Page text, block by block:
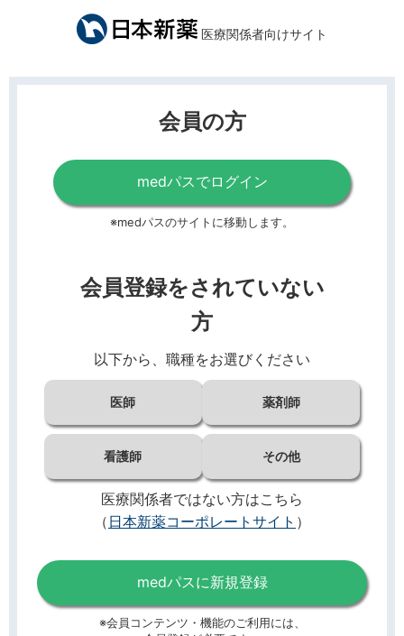
医療関係者向けサイト
会員の方
medパスでログイン
※medパスのサイトに移動します。
会員登録をされていない
方
以下から、職種をお選びください
医師 薬剤師
看護師 その他
医療関係者ではない方はこちら
（ 日本新薬コーポレートサイト ）
medパスに新規登録
※会員コンテンツ・機能のご利用には、